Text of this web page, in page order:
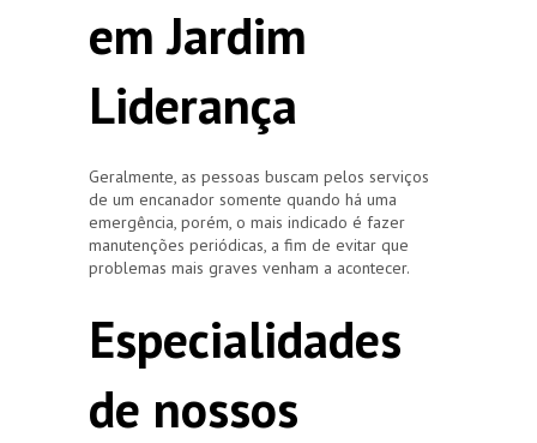
em Jardim
Liderança
Geralmente, as pessoas buscam pelos serviços
de um encanador somente quando há uma
emergência, porém, o mais indicado é fazer
manutenções periódicas, a fim de evitar que
problemas mais graves venham a acontecer.
Especialidades
de nossos